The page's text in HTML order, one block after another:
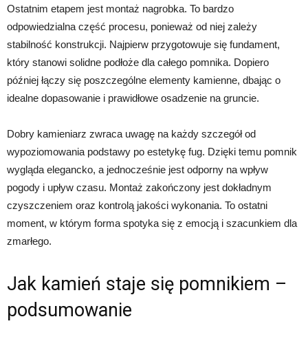
Ostatnim etapem jest montaż nagrobka. To bardzo
odpowiedzialna część procesu, ponieważ od niej zależy
stabilność konstrukcji. Najpierw przygotowuje się fundament,
który stanowi solidne podłoże dla całego pomnika. Dopiero
później łączy się poszczególne elementy kamienne, dbając o
idealne dopasowanie i prawidłowe osadzenie na gruncie.
Dobry kamieniarz zwraca uwagę na każdy szczegół od
wypoziomowania podstawy po estetykę fug. Dzięki temu pomnik
wygląda elegancko, a jednocześnie jest odporny na wpływ
pogody i upływ czasu. Montaż zakończony jest dokładnym
czyszczeniem oraz kontrolą jakości wykonania. To ostatni
moment, w którym forma spotyka się z emocją i szacunkiem dla
zmarłego.
Jak kamień staje się pomnikiem –
podsumowanie